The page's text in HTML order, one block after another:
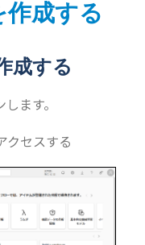
成する
成する
ます。
クセスする